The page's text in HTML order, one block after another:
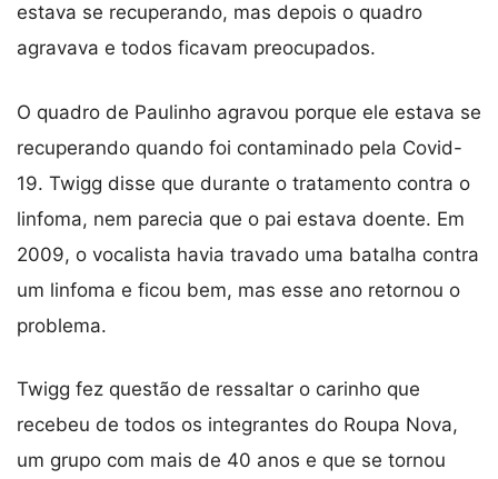
estava se recuperando, mas depois o quadro
agravava e todos ficavam preocupados.
O quadro de Paulinho agravou porque ele estava se
recuperando quando foi contaminado pela Covid-
19. Twigg disse que durante o tratamento contra o
linfoma, nem parecia que o pai estava doente. Em
2009, o vocalista havia travado uma batalha contra
um linfoma e ficou bem, mas esse ano retornou o
problema.
Twigg fez questão de ressaltar o carinho que
recebeu de todos os integrantes do Roupa Nova,
um grupo com mais de 40 anos e que se tornou